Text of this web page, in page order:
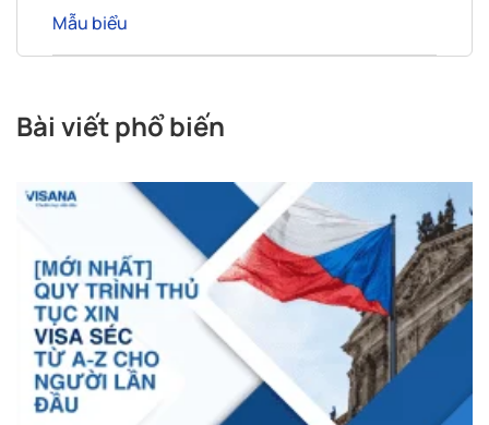
Mẫu biểu
Bài viết phổ biến